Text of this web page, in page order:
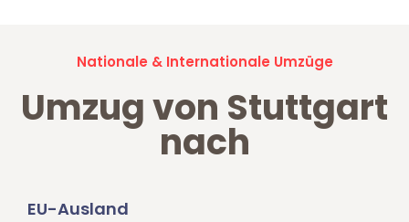
Nationale & Internationale Umzüge
Umzug von Stuttgart
nach
EU-Ausland